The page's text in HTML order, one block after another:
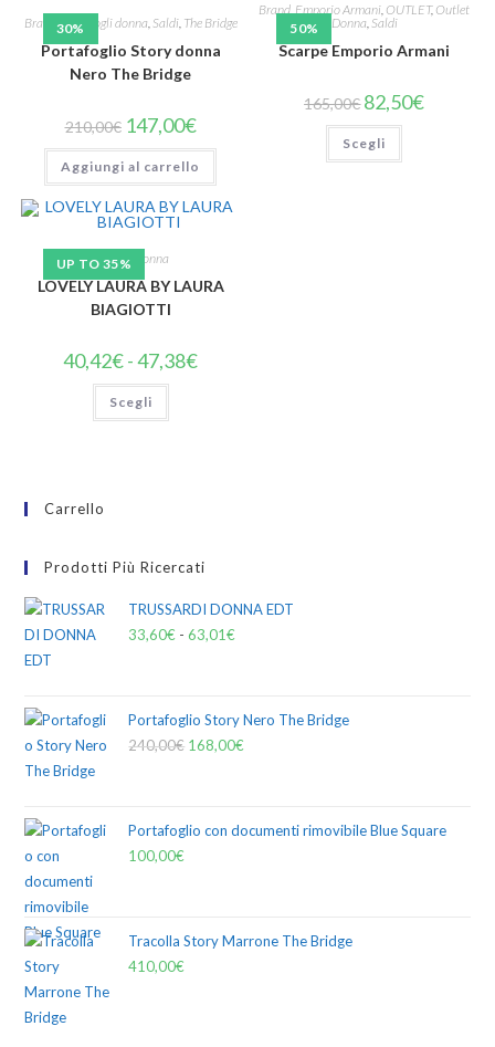
30%
Brand ,Portafogli donna Saldi, The Bridge
Portafoglio Story donna
Nero The Bridge
210,00€ 147,00€
Aggiungi al carrello
50%
Brand,Emporio Armani, OUTLET, Outlet
Donna, Saldi
Scarpe Emporio Armani
165,00€ 82,50€
Scegli
UP TO 35%Profumi donna
LOVELY LAURA BY LAURA
BIAGIOTTI
40,42€-47,38€
Scegli
Carrello
Prodotti Più Ricercati
TRUSSARDI DONNA EDT
33,60€ - 63,01€
Portafoglio Story Nero The Bridge
240,00€ 168,00€
Portafoglio con documenti rimovibile Blue Square
100,00€
Tracolla Story Marrone The Bridge
410,00€